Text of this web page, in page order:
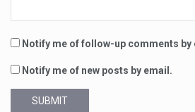
Notify me of follow-up comments by
Notify me of new posts by email.
SUBMIT